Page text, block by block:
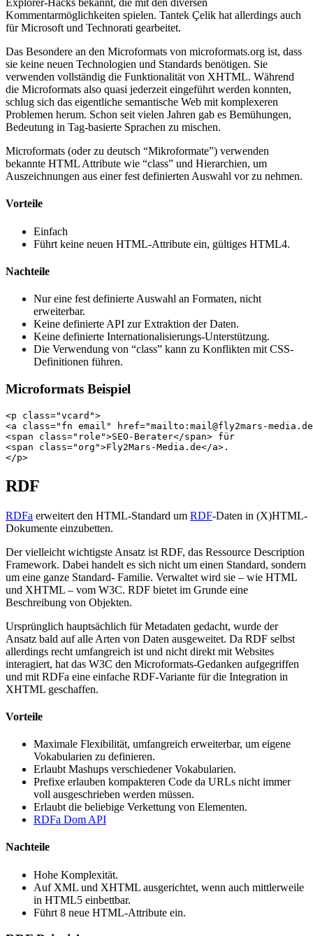
Explorer-Hacks bekannt, die mit den diversen
Kommentarmöglichkeiten spielen. Tantek Çelik hat allerdings auch
für Microsoft und Technorati gearbeitet.
Das Besondere an den Microformats von microformats.org ist, dass
sie keine neuen Technologien und Standards benötigen. Sie
verwenden vollständig die Funktionalität von XHTML. Während
die Microformats also quasi jederzeit eingeführt werden konnten,
schlug sich das eigentliche semantische Web mit komplexeren
Problemen herum. Schon seit vielen Jahren gab es Bemühungen,
Bedeutung in Tag-basierte Sprachen zu mischen.
Microformats (oder zu deutsch “Mikroformate”) verwenden
bekannte HTML Attribute wie “class” und Hierarchien, um
Auszeichnungen aus einer fest definierten Auswahl vor zu nehmen.
Vorteile
Einfach
Führt keine neuen HTML-Attribute ein, gültiges HTML4.
Nachteile
Nur eine fest definierte Auswahl an Formaten, nicht
erweiterbar.
Keine definierte API zur Extraktion der Daten.
Keine definierte Internationalisierungs-Unterstützung.
Die Verwendung von “class” kann zu Konflikten mit CSS-
Definitionen führen.
Microformats Beispiel
<p class="vcard">
<a class="fn email" href="mailto:mail@fly2mars-
<span class="role">SEO-Berater</span> für
<span class="org">Fly2Mars-Media.de</a>.
RDF
RDFa erweitert den HTML-Standard um RDF-Daten in (X)HTML-
Dokumente einzubetten.
Der vielleicht wichtigste Ansatz ist RDF, das Ressource Description
Framework. Dabei handelt es sich nicht um einen Standard, sondern
um eine ganze Standard- Familie. Verwaltet wird sie – wie HTML
und XHTML – vom W3C. RDF bietet im Grunde eine
Beschreibung von Objekten.
Ursprünglich hauptsächlich für Metadaten gedacht, wurde der
Ansatz bald auf alle Arten von Daten ausgeweitet. Da RDF selbst
allerdings recht umfangreich ist und nicht direkt mit Websites
interagiert, hat das W3C den Microformats-Gedanken aufgegriffen
und mit RDFa eine einfache RDF-Variante für die Integration in
XHTML geschaffen.
Vorteile
Maximale Flexibilität, umfangreich erweiterbar, um eigene
Vokabularien zu definieren.
Erlaubt Mashups verschiedener Vokabularien.
Prefixe erlauben kompakteren Code da URLs nicht immer
voll ausgeschrieben werden müssen.
Erlaubt die beliebige Verkettung von Elementen.
RDFa Dom API
Nachteile
Hohe Komplexität.
Auf XML und XHTML ausgerichtet, wenn auch mittlerweile
in HTML5 einbettbar.
Führt 8 neue HTML-Attribute ein.